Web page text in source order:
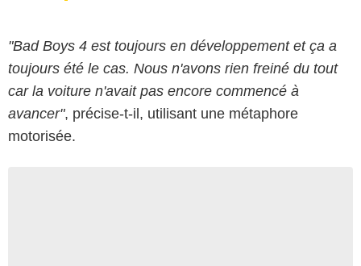
"Bad Boys 4 est toujours en développement et ça a
toujours été le cas. Nous n'avons rien freiné du tout
car la voiture n'avait pas encore commencé à
avancer", précise-t-il, utilisant une métaphore
motorisée.